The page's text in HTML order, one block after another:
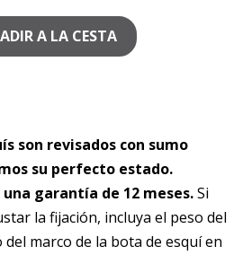
A LA CESTA
son revisados con sumo
su perfecto estado.
garantía de 12 meses.Si
la fijación, incluya el peso del
marco de la bota de esquí en